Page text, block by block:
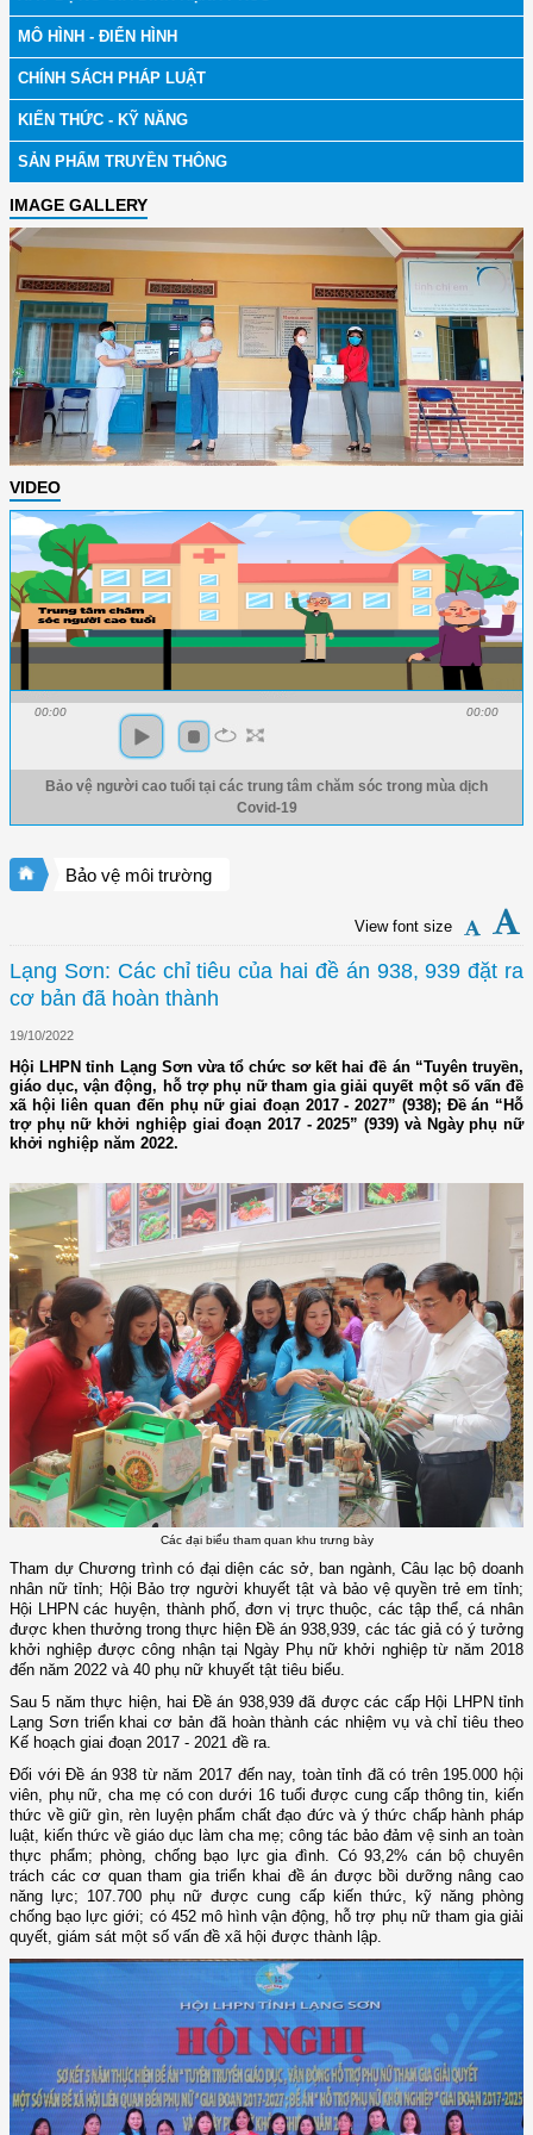
MÔ HÌNH - ĐIỂN HÌNH
CHÍNH SÁCH PHÁP LUẬT
KIẾN THỨC - KỸ NĂNG
SẢN PHẨM TRUYỀN THÔNG
IMAGE GALLERY
VIDEO
00:00 00:00
Bảo vệ người cao tuổi tại các trung tâm chăm sóc trong mùa dịch
Covid-19
Bảo vệ môi trường
View font size
Lạng Sơn: Các chỉ tiêu của hai đề án 938, 939 đặt ra
cơ bản đã hoàn thành
19/10/2022
Hội LHPN tỉnh Lạng Sơn vừa tổ chức sơ kết hai đề án “Tuyên truyền,
giáo dục, vận động, hỗ trợ phụ nữ tham gia giải quyết một số vấn đề
xã hội liên quan đến phụ nữ giai đoạn 2017 - 2027” (938); Đề án “Hỗ
trợ phụ nữ khởi nghiệp giai đoạn 2017 - 2025” (939) và Ngày phụ nữ
khởi nghiệp năm 2022.
Các đại biểu tham quan khu trưng bày
Tham dự Chương trình có đại diện các sở, ban ngành, Câu lạc bộ doanh
nhân nữ tỉnh; Hội Bảo trợ người khuyết tật và bảo vệ quyền trẻ em tỉnh;
Hội LHPN các huyện, thành phố, đơn vị trực thuộc, các tập thể, cá nhân
được khen thưởng trong thực hiện Đề án 938,939, các tác giả có ý tưởng
khởi nghiệp được công nhận tại Ngày Phụ nữ khởi nghiệp từ năm 2018
đến năm 2022 và 40 phụ nữ khuyết tật tiêu biểu.
Sau 5 năm thực hiện, hai Đề án 938,939 đã được các cấp Hội LHPN tỉnh
Lạng Sơn triển khai cơ bản đã hoàn thành các nhiệm vụ và chỉ tiêu theo
Kế hoạch giai đoạn 2017 - 2021 đề ra.
Đối với Đề án 938 từ năm 2017 đến nay, toàn tỉnh đã có trên 195.000 hội
viên, phụ nữ, cha mẹ có con dưới 16 tuổi được cung cấp thông tin, kiến
thức về giữ gìn, rèn luyện phẩm chất đạo đức và ý thức chấp hành pháp
luật, kiến thức về giáo dục làm cha mẹ; công tác bảo đảm vệ sinh an toàn
thực phẩm; phòng, chống bạo lực gia đình. Có 93,2% cán bộ chuyên
trách các cơ quan tham gia triển khai đề án được bồi dưỡng nâng cao
năng lực; 107.700 phụ nữ được cung cấp kiến thức, kỹ năng phòng
chống bạo lực giới; có 452 mô hình vận động, hỗ trợ phụ nữ tham gia giải
quyết, giám sát một số vấn đề xã hội được thành lập.